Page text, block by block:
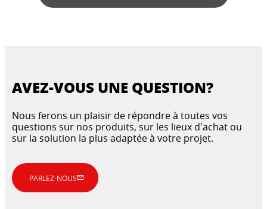
AVEZ-VOUS UNE QUESTION?
Nous ferons un plaisir de répondre à toutes vos
questions sur nos produits, sur les lieux d'achat ou
sur la solution la plus adaptée à votre projet.
PARLEZ-NOUS